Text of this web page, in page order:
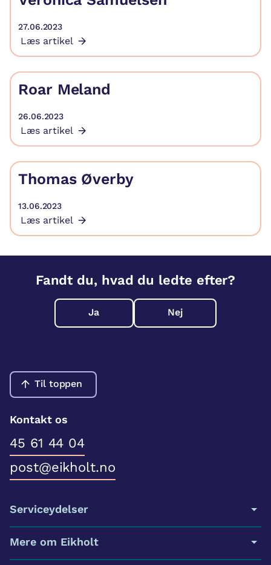
27.06.2023
Læs artikel
Roar Meland
26.06.2023
Læs artikel
Thomas Øverby
13.06.2023
Læs artikel
Fandt du, hvad du ledte efter?
Ja Nej
Til toppen
Kontakt os
45 61 44 04
post@eikholt.no
Serviceydelser
Mere om Eikholt